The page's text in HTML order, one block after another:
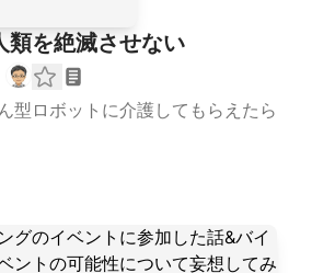
類を絶滅させない
型ロボットに介護してもらえたら